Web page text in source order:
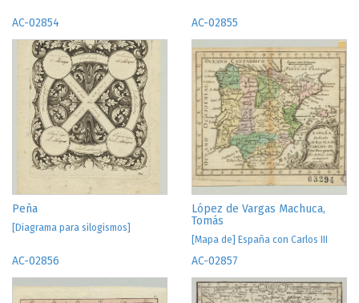
AC-02854
Peña
[Diagrama para silogismos]
AC-02855
López de Vargas Machuca,
Tomás
[Mapa de] España con Carlos III
AC-02856 AC-02857